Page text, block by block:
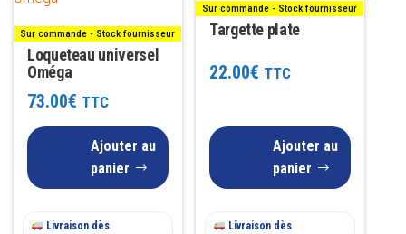
Sur commande - Stock fournisseur
Loqueteau universel
Oméga
73.00€ TTC
Ajouter au
panier
Livraison dès
Sur commande - Stock fournisseur
Targette plate
22.00€ TTC
Ajouter au
panier
Livraison dès